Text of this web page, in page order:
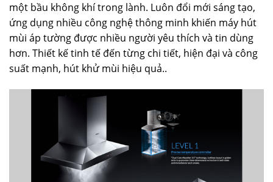
một bầu không khí trong lành. Luôn đổi mới sáng tạo,
ứng dụng nhiều công nghệ thông minh khiến máy hút
mùi áp tường được nhiều người yêu thích và tin dùng
hơn. Thiết kế tinh tế đến từng chi tiết, hiện đại và công
suất mạnh, hút khử mùi hiệu quả..